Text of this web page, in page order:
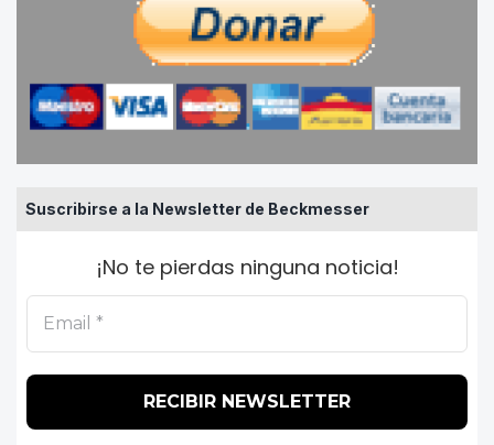
Suscribirse a la Newsletter de Beckmesser
¡No te pierdas ninguna noticia!